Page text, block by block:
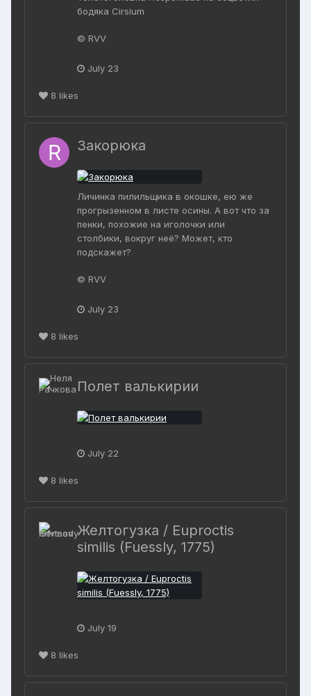
бодяка Cirsium
© RVV
July 23
8 likes
Закорюка
Личинка пилильщика в окошке, ею же
прогрызенном в листе осины. А вот что за
пенки, похожие на иголочки или
столбики, вокруг неё? Может, кто
подскажет?
© RVV
July 23
8 likes
Полет валькирии
July 22
8 likes
Желтогузка / Euproctis
similis (Fuessly, 1775)
July 19
8 likes